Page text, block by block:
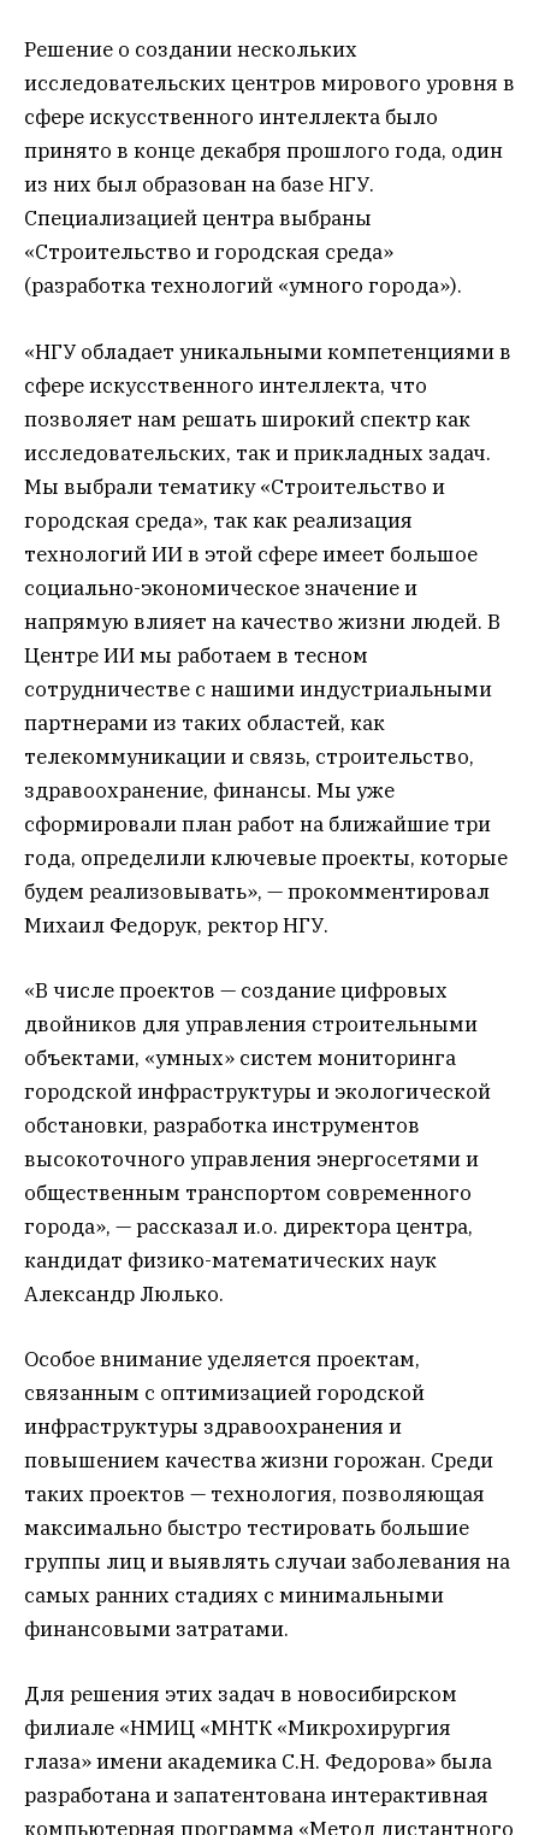
Решение о создании нескольких
исследовательских центров мирового уровня в
сфере искусственного интеллекта было
принято в конце декабря прошлого года, один
из них был образован на базе НГУ.
Специализацией центра выбраны
«Строительство и городская среда»
(разработка технологий «умного города»).
«НГУ обладает уникальными компетенциями в
сфере искусственного интеллекта, что
позволяет нам решать широкий спектр как
исследовательских, так и прикладных задач.
Мы выбрали тематику «Строительство и
городская среда», так как реализация
технологий ИИ в этой сфере имеет большое
социально-экономическое значение и
напрямую влияет на качество жизни людей. В
Центре ИИ мы работаем в тесном
сотрудничестве с нашими индустриальными
партнерами из таких областей, как
телекоммуникации и связь, строительство,
здравоохранение, финансы. Мы уже
сформировали план работ на ближайшие три
года, определили ключевые проекты, которые
будем реализовывать», — прокомментировал
Михаил Федорук, ректор НГУ.
«В числе проектов — создание цифровых
двойников для управления строительными
объектами, «умных» систем мониторинга
городской инфраструктуры и экологической
обстановки, разработка инструментов
высокоточного управления энергосетями и
общественным транспортом современного
города», — рассказал и.о. директора центра,
кандидат физико-математических наук
Александр Люлько.
Особое внимание уделяется проектам,
связанным с оптимизацией городской
инфраструктуры здравоохранения и
повышением качества жизни горожан. Среди
таких проектов — технология, позволяющая
максимально быстро тестировать большие
группы лиц и выявлять случаи заболевания на
самых ранних стадиях с минимальными
финансовыми затратами.
Для решения этих задач в новосибирском
филиале «НМИЦ «МНТК «Микрохирургия
глаза» имени академика С.Н. Федорова» была
разработана и запатентована интерактивная
компьютерная программа «Метод дистантного